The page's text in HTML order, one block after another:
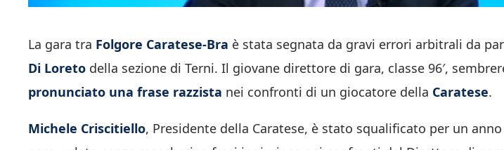
La gara tra Folgore Caratese-Bra è stata segnata da gravi errori arbitrali da
Di Loreto della sezione di Terni. Il giovane direttore di gara, classe 96′,
pronunciato una frase razzista nei confronti di un giocatore della Caratese.
Michele Criscitiello, Presidente della Caratese, è stato squalificato per un